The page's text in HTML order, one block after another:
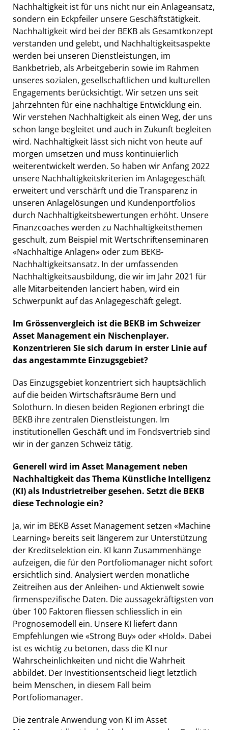
Nachhaltigkeit ist für uns nicht nur ein Anlageansatz,
sondern ein Eckpfeiler unsere Geschäftstätigkeit.
Nachhaltigkeit wird bei der BEKB als Gesamtkonzept
verstanden und gelebt, und Nachhaltigkeitsaspekte
werden bei unseren Dienstleistungen, im
Bankbetrieb, als Arbeitgeberin sowie im Rahmen
unseres sozialen, gesellschaftlichen und kulturellen
Engagements berücksichtigt. Wir setzen uns seit
Jahrzehnten für eine nachhaltige Entwicklung ein.
Wir verstehen Nachhaltigkeit als einen Weg, der uns
schon lange begleitet und auch in Zukunft begleiten
wird. Nachhaltigkeit lässt sich nicht von heute auf
morgen umsetzen und muss kontinuierlich
weiterentwickelt werden. So haben wir Anfang 2022
unsere Nachhaltigkeitskriterien im Anlagegeschäft
erweitert und verschärft und die Transparenz in
unseren Anlagelösungen und Kundenportfolios
durch Nachhaltigkeitsbewertungen erhöht. Unsere
Finanzcoaches werden zu Nachhaltigkeitsthemen
geschult, zum Beispiel mit Wertschriftenseminaren
«Nachhaltige Anlagen» oder zum BEKB-
Nachhaltigkeitsansatz. In der umfassenden
Nachhaltigkeitsausbildung, die wir im Jahr 2021 für
alle Mitarbeitenden lanciert haben, wird ein
Schwerpunkt auf das Anlagegeschäft gelegt.
Im Grössenvergleich ist die BEKB im Schweizer
Asset Management ein Nischenplayer.
Konzentrieren Sie sich darum in erster Linie auf
das angestammte Einzugsgebiet?
Das Einzugsgebiet konzentriert sich hauptsächlich
auf die beiden Wirtschaftsräume Bern und
Solothurn. In diesen beiden Regionen erbringt die
BEKB ihre zentralen Dienstleistungen. Im
institutionellen Geschäft und im Fondsvertrieb sind
wir in der ganzen Schweiz tätig.
Generell wird im Asset Management neben
Nachhaltigkeit das Thema Künstliche Intelligenz
(KI) als Industrietreiber gesehen. Setzt die BEKB
diese Technologie ein?
Ja, wir im BEKB Asset Management setzen «Machine
Learning» bereits seit längerem zur Unterstützung
der Kreditselektion ein. KI kann Zusammenhänge
aufzeigen, die für den Portfoliomanager nicht sofort
ersichtlich sind. Analysiert werden monatliche
Zeitreihen aus der Anleihen- und Aktienwelt sowie
firmenspezifische Daten. Die aussagekräftigsten von
über 100 Faktoren fliessen schliesslich in ein
Prognosemodell ein. Unsere KI liefert dann
Empfehlungen wie «Strong Buy» oder «Hold». Dabei
ist es wichtig zu betonen, dass die KI nur
Wahrscheinlichkeiten und nicht die Wahrheit
abbildet. Der Investitionsentscheid liegt letztlich
beim Menschen, in diesem Fall beim
Portfoliomanager.
Die zentrale Anwendung von KI im Asset